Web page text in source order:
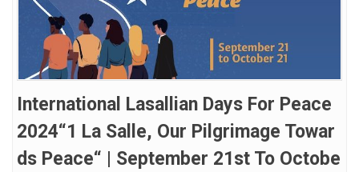
International Lasallian Days For Peace
2024“1 La Salle, Our Pilgrimage Towar
Ds Peace“ | September 21st To Octobe